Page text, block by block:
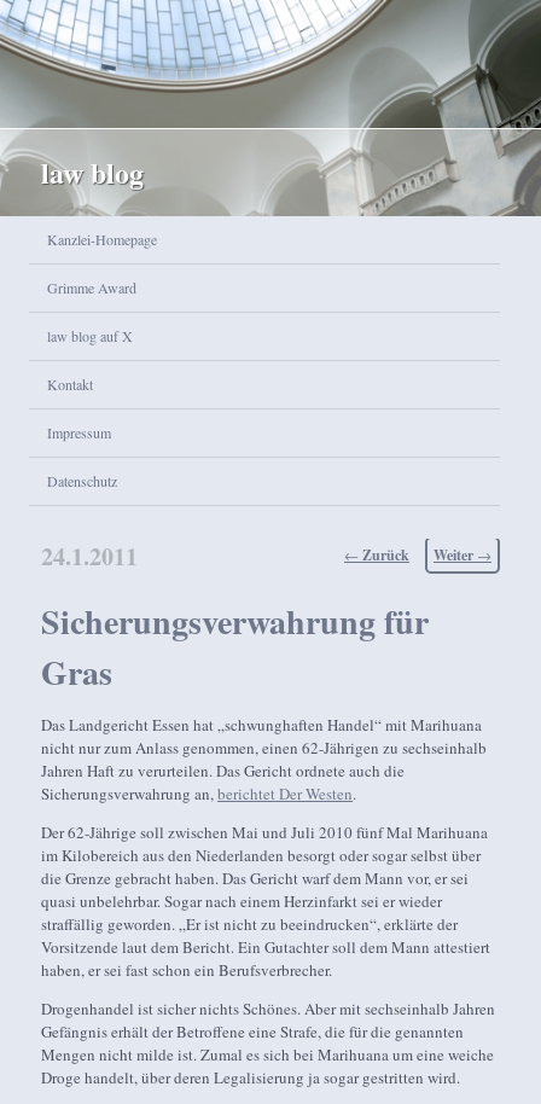
law blog
Zum Inhalt wechseln
Zum sekundären Inhalt wechseln
Kanzlei-Homepage
Grimme Award
law blog auf X
Kontakt
Impressum
Datenschutz
Beitragsnavigation
← Zurück Weiter →
Sicherungsverwahrung für
Gras
24.1.2011
Das Landgericht Essen hat „schwunghaften Handel“ mit Marihuana
nicht nur zum Anlass genommen, einen 62-Jährigen zu sechseinhalb
Jahren Haft zu verurteilen. Das Gericht ordnete auch die
Sicherungsverwahrung an,berichtet Der Westen.
Der 62-Jährige soll zwischen Mai und Juli 2010 fünf Mal Marihuana
im Kilobereich aus den Niederlanden besorgt oder sogar selbst über
die Grenze gebracht haben. Das Gericht warf dem Mann vor, er sei
quasi unbelehrbar. Sogar nach einem Herzinfarkt sei er wieder
straffällig geworden. „Er ist nicht zu beeindrucken“, erklärte der
Vorsitzende laut dem Bericht. Ein Gutachter soll dem Mann attestiert
haben, er sei fast schon ein Berufsverbrecher.
Drogenhandel ist sicher nichts Schönes. Aber mit sechseinhalb Jahren
Gefängnis erhält der Betroffene eine Strafe, die für die genannten
Mengen nicht milde ist. Zumal es sich bei Marihuana um eine weiche
Droge handelt, über deren Legalisierung ja sogar gestritten wird.